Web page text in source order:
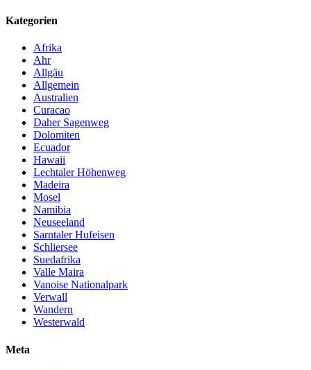
Kategorien
Afrika
Ahr
Allgäu
Allgemein
Australien
Curacao
Daher Sagenweg
Dolomiten
Ecuador
Hawaii
Lechtaler Höhenweg
Madeira
Mosel
Namibia
Neuseeland
Sarntaler Hufeisen
Schliersee
Suedafrika
Valle Maira
Vanoise Nationalpark
Verwall
Wandern
Westerwald
Meta